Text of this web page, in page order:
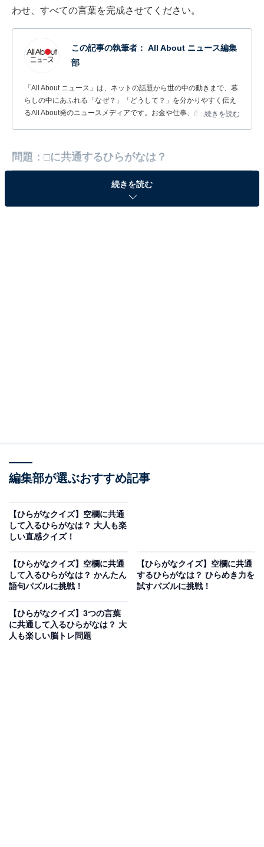
わせ、すべての言葉を完成させてください。
この記事の執筆者： All About ニュース編集
部
「All About ニュース」は、ネットの話題から世の中の動きまで、暮
らしの中にあふれる「なぜ？」「どうして？」を分かりやすく伝え
るAll About発のニュースメディアです。お金や仕事、恋愛、ITに関
...続きを読む
問題：□に共通するひらがなは？
あ□□げ
技。駅や空港で預けたり機内に持ち込んだりするもの。
そして、他の車両や物に衝突した状態でそのまま走り去
続きを読む
編集部が選ぶおすすめ記事
【ひらがなクイズ】空欄に共通
して入るひらがなは？ 大人も楽
しい直感クイズ！
【ひらがなクイズ】空欄に共通
して入るひらがなは？ かんたん
語句パズルに挑戦！
【ひらがなクイズ】空欄に共通
するひらがなは？ ひらめき力を
試すパズルに挑戦！
【ひらがなクイズ】3つの言葉
に共通して入るひらがなは？ 大
人も楽しい脳トレ問題